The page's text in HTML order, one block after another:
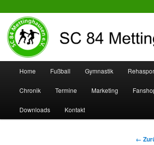
SC 84 Mettinghausen
Zum
Inhalt
wechseln
Zum
sekundären
Inhalt
Home Fußball Gymnastik
Chronik Termine Marketing
Downloads Kontakt
Bilder-
←